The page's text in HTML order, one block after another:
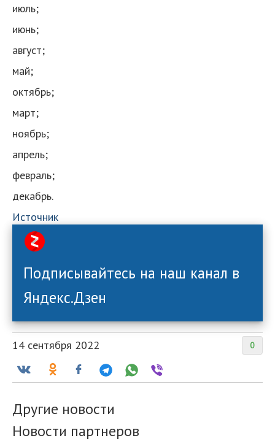
июль;
июнь;
август;
май;
октябрь;
март;
ноябрь;
апрель;
февраль;
декабрь.
Источник
Подписывайтесь на наш канал в
Яндекс.Дзен
0
14 сентября 2022
Другие новости
Новости партнеров